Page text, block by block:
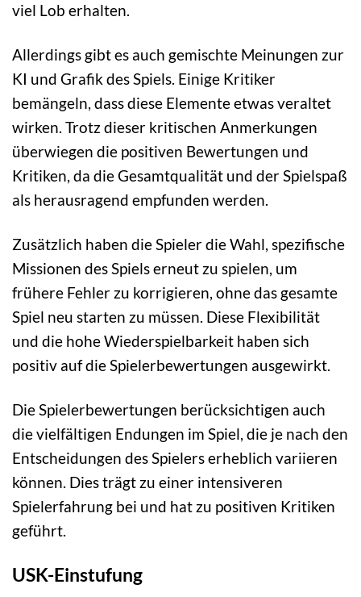
viel Lob erhalten.
Allerdings gibt es auch gemischte Meinungen zur
KI und Grafik des Spiels. Einige Kritiker
bemängeln, dass diese Elemente etwas veraltet
wirken. Trotz dieser kritischen Anmerkungen
überwiegen die positiven Bewertungen und
Kritiken, da die Gesamtqualität und der Spielspaß
als herausragend empfunden werden.
Zusätzlich haben die Spieler die Wahl, spezifische
Missionen des Spiels erneut zu spielen, um
frühere Fehler zu korrigieren, ohne das gesamte
Spiel neu starten zu müssen. Diese Flexibilität
und die hohe Wiederspielbarkeit haben sich
positiv auf die Spielerbewertungen ausgewirkt.
Die Spielerbewertungen berücksichtigen auch
die vielfältigen Endungen im Spiel, die je nach den
Entscheidungen des Spielers erheblich variieren
können. Dies trägt zu einer intensiveren
Spielerfahrung bei und hat zu positiven Kritiken
geführt.
USK-Einstufung